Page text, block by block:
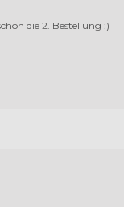
die 2. Bestellung :)